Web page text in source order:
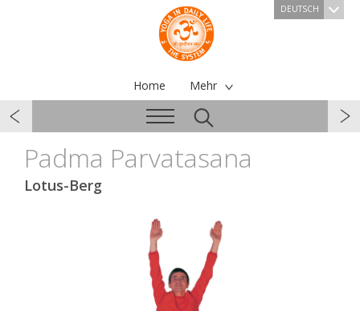
DEUTSCH
Home Mehr
Padma Parvatasana
Lotus-Berg